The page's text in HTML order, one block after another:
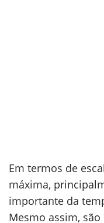
Em termos de
máxima,
importante da
Mesmo assim,